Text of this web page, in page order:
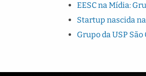
EESC na Mídia:
Startup nascida
Grupo da USP